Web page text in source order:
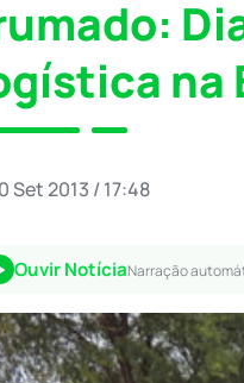
na
Set 2013 / 17:48
Ouvir NotíciaNarração